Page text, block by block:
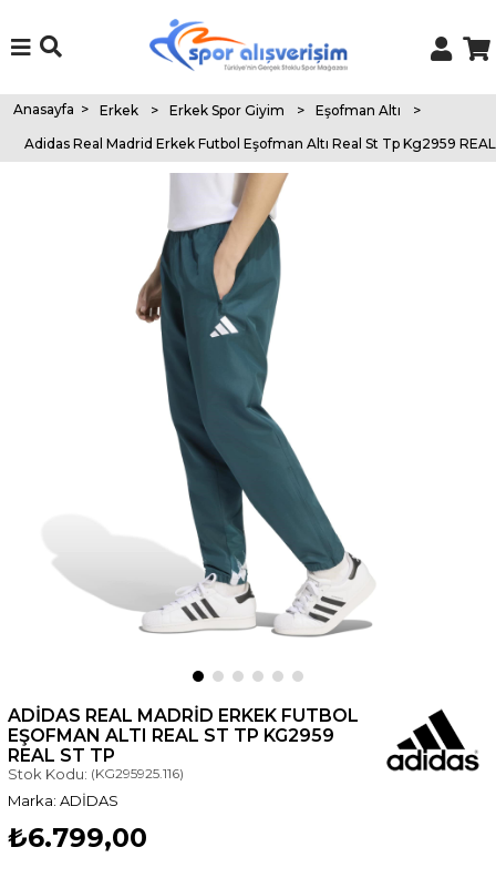
Anasayfa > Erkek > Erkek Spor Giyim > Eşofman Altı
>
Adidas Real Madrid Erkek Futbol Eşofman Altı Real St Tp Kg2959
ADIDAS REAL MADRID ERKEK FUTBOL
EŞOFMAN ALTI REAL ST TP KG2959
REAL ST TP
Stok Kodu: (KG295925.116)
ADİDAS
₺6.799,00